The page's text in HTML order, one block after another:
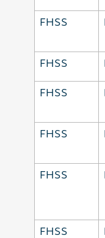
FHSS
FHSS
FHSS
FHSS
FHSS
FHSS